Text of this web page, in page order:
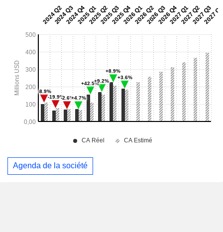
Agenda de la société